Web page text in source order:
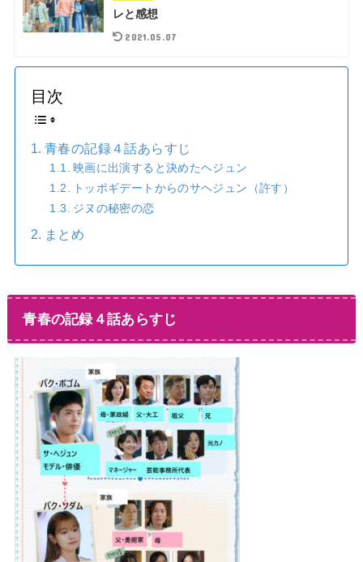
レと感想
2021.05.07
目次
青春の記録４話あらすじ
映画に出演すると決めたヘジュン
トッポギデートからのサヘジュン（許す）
ジヌの秘密の恋
まとめ
青春の記録４話あらすじ